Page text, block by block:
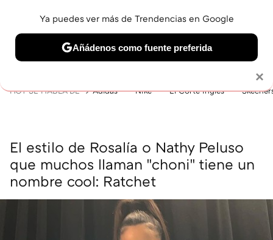
BELLEZA SHOPPING VIAJES GASTRO SNEAKERS
HOY SE HABLA DE Adidas Nike El Corte Inglés
El estilo de Rosalía o Nathy Peluso
que muchos llaman "choni" tiene un
nombre cool: Ratchet
×
Ya puedes ver más de Trendencias en Google
Añádenos como fuente preferida